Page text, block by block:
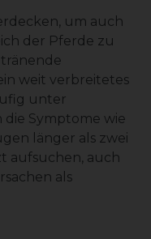
um auch
der Pferde zu
weit verbreitetes
unter
Symptome wie
länger als zwei
aufsuchen, auch
als